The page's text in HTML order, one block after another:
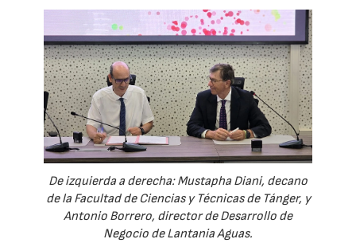
De izquierda a derecha: Mustapha Diani, decano
de la Facultad de Ciencias y Técnicas de Tánger, y
Antonio Borrero, director de Desarrollo de
Negocio de Lantania Aguas.